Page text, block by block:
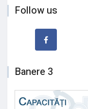
Follow us
Banere 3